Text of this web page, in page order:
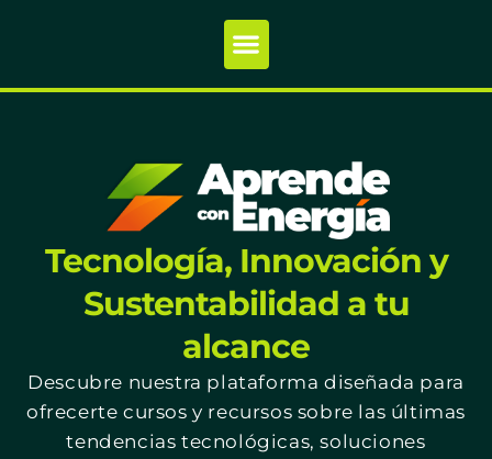
Tecnología, Innovación y
Sustentabilidad a tu
alcance
Descubre nuestra plataforma diseñada para
ofrecerte cursos y recursos sobre las últimas
tendencias tecnológicas, soluciones